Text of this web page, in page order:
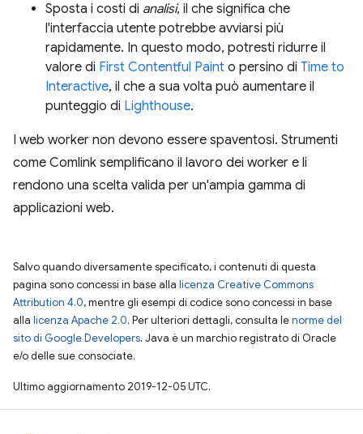
Sposta i costi di analisi, il che significa che
l'interfaccia utente potrebbe avviarsi più
rapidamente. In questo modo, potresti ridurre il
valore di First Contentful Paint o persino di Time to
Interactive, il che a sua volta può aumentare il
punteggio di Lighthouse.
I web worker non devono essere spaventosi. Strumenti
come Comlink semplificano il lavoro dei worker e li
rendono una scelta valida per un'ampia gamma di
applicazioni web.
Salvo quando diversamente specificato, i contenuti di questa
pagina sono concessi in base alla licenza Creative Commons
Attribution 4.0, mentre gli esempi di codice sono concessi in base
alla licenza Apache 2.0. Per ulteriori dettagli, consulta lenorme del
sito di Google Developers. Java è un marchio registrato di Oracle
e/o delle sue consociate.
Ultimo aggiornamento 2019-12-05 UTC.